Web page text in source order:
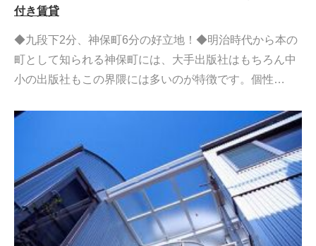
付き賃貸
◆九段下2分、神保町6分の好立地！◆明治時代から本の
町として知られる神保町には、大手出版社はもちろん中
小の出版社もこの界隈には多いのが特徴です。個性…